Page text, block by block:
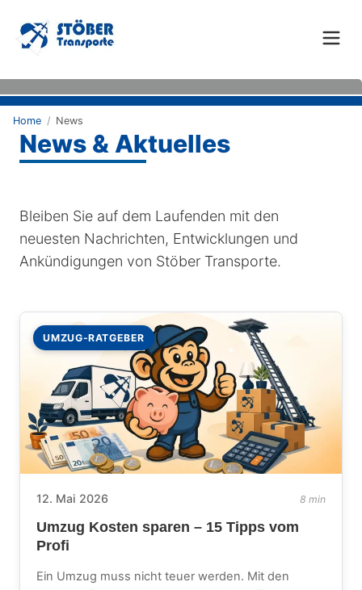
Home / News
News & Aktuelles
Bleiben Sie auf dem Laufenden mit den
neuesten Nachrichten, Entwicklungen und
Ankündigungen von Stöber Transporte.
UMZUG-RATGEBER
12. Mai 2026 8 min
Umzug Kosten sparen – 15 Tipps vom
Profi
Ein Umzug muss nicht teuer werden. Mit den